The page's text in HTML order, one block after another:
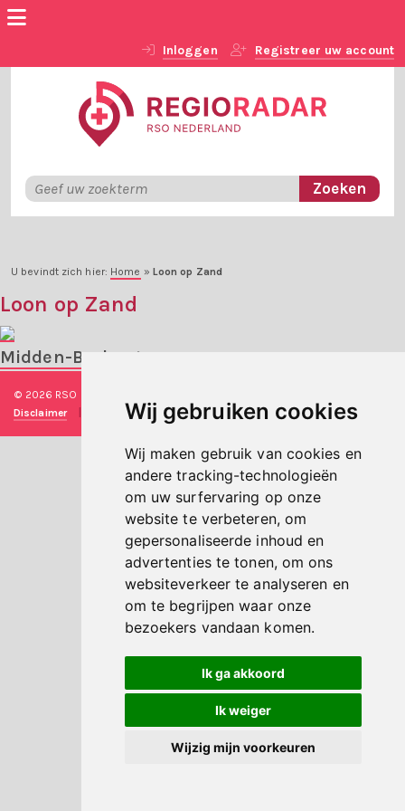
Wij gebruiken cookies
Wij maken gebruik van cookies en
andere tracking-technologieën
om uw surfervaring op onze
website te verbeteren, om
gepersonaliseerde inhoud en
advertenties te tonen, om ons
websiteverkeer te analyseren en
om te begrijpen waar onze
bezoekers vandaan komen.
Ik ga akkoord
Ik weiger
Wijzig mijn voorkeuren
Inloggen Registreer uw account
U bevindt zich hier: Home » Loon op Zand
Loon op Zand
Midden-Brabant
© 2026 RSO Nederland
Disclaimer
Privacy verklaring | Technische realisatieSieronline B.V.